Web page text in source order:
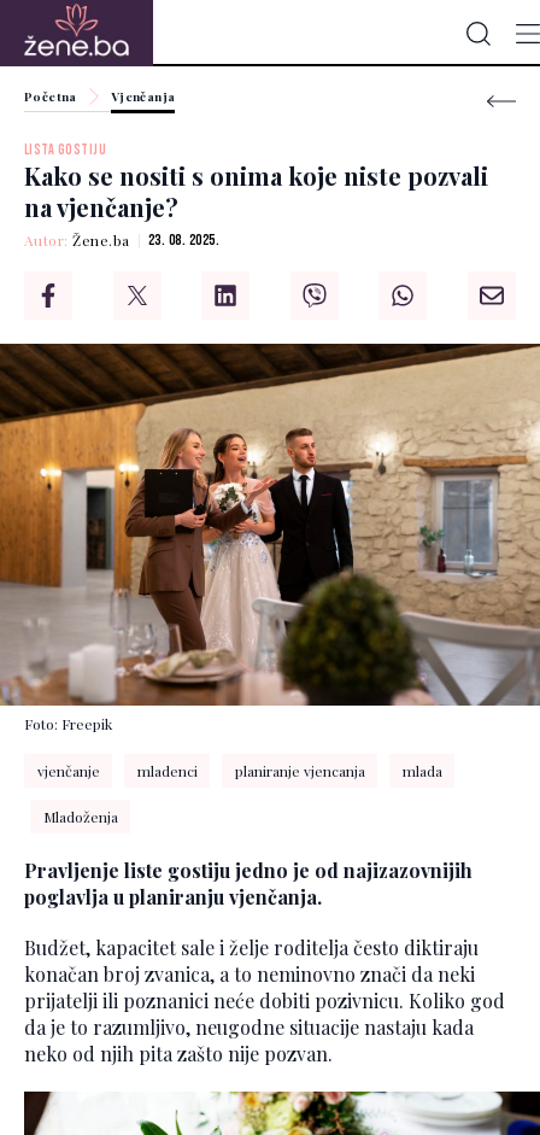
Početna Vjenčanja
LISTA GOSTIJU
Kako se nositi s onima koje niste pozvali
na vjenčanje?
Autor:Žene.ba 23. 08. 2025.
Foto: Freepik
vjenčanje mladenci planiranje vjencanja mlada
Mladoženja
Pravljenje liste gostiju jedno je od najizazovnijih
poglavlja u planiranju vjenčanja.
Budžet, kapacitet sale i želje roditelja često diktiraju
konačan broj zvanica, a to neminovno znači da neki
prijatelji ili poznanici neće dobiti pozivnicu. Koliko god
da je to razumljivo, neugodne situacije nastaju kada
neko od njih pita zašto nije pozvan.